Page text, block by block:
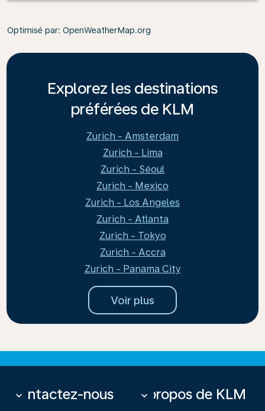
Optimisé par: OpenWeatherMap.org
Explorez les destinations
préférées de KLM
Zurich - Amsterdam
Zurich - Lima
Zurich - Séoul
Zurich - Mexico
Zurich - Los Angeles
Zurich - Atlanta
Zurich - Tokyo
Zurich - Accra
Zurich - Panama City
Voir plus
Contactez-nous
keyboard_arrow_down À propos de KLM
keyboard_arrow_down